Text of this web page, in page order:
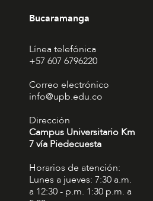
Bucaramanga
Línea telefónica
+57 607 6796220
Correo electrónico
info@upb.edu.co
Dirección
Campus Universitario Km
7 vía Piedecuesta
Horarios de atención:
Lunes a jueves: 7:30 a.m.
a 12:30 - p.m. 1:30 p.m. a